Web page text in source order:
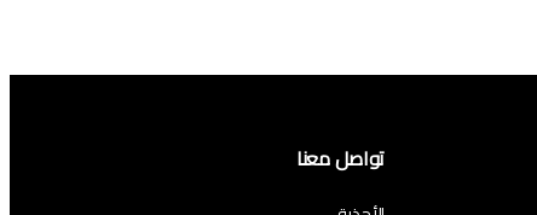
تواصل معنا